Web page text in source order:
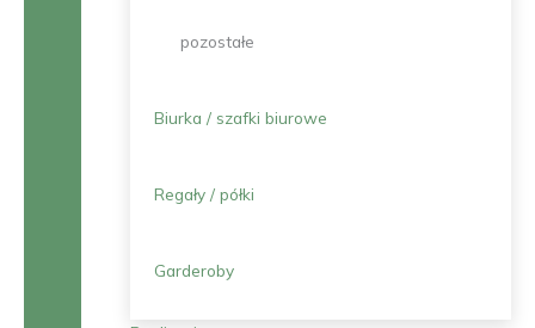
pozostałe
Biurka / szafki biurowe
Regały / półki
Garderoby